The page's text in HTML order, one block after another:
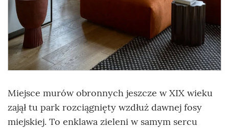
Miejsce murów obronnych jeszcze w XIX wieku
zajął tu park rozciągnięty wzdłuż dawnej fosy
miejskiej. To enklawa zieleni w samym sercu